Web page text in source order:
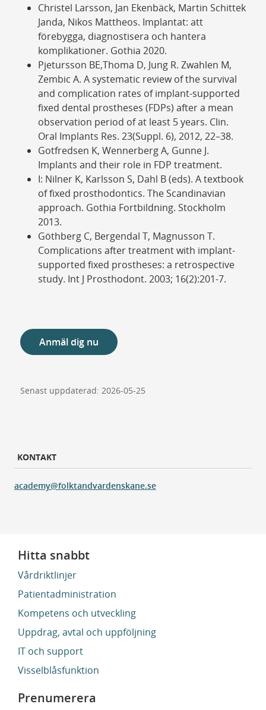
Christel Larsson, Jan Ekenbäck, Martin Schittek
Janda, Nikos Mattheos. Implantat: att
förebygga, diagnostisera och hantera
komplikationer. Gothia 2020.
Pjetursson BE,Thoma D, Jung R. Zwahlen M,
Zembic A. A systematic review of the survival
and complication rates of implant-supported
fixed dental prostheses (FDPs) after a mean
observation period of at least 5 years. Clin.
Oral Implants Res. 23(Suppl. 6), 2012, 22–38.
Gotfredsen K, Wennerberg A, Gunne J.
Implants and their role in FDP treatment.
I: Nilner K, Karlsson S, Dahl B (eds). A textbook
of fixed prosthodontics. The Scandinavian
approach. Gothia Fortbildning. Stockholm
2013.
Göthberg C, Bergendal T, Magnusson T.
Complications after treatment with implant-
supported fixed prostheses: a retrospective
study. Int J Prosthodont. 2003; 16(2):201-7.
Anmäl dig nu
Senast uppdaterad: 2026-05-25
KONTAKT
academy@folktandvardenskane.se
Hitta snabbt
Vårdriktlinjer
Patientadministration
Kompetens och utveckling
Uppdrag, avtal och uppföljning
IT och support
Visselblåsfunktion
Prenumerera